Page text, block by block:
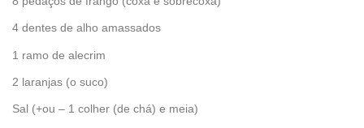
4 dentes de alho amassados
1 ramo de alecrim
2 laranjas (o suco)
Sal (+ou – 1 colher (de chá) e meia)